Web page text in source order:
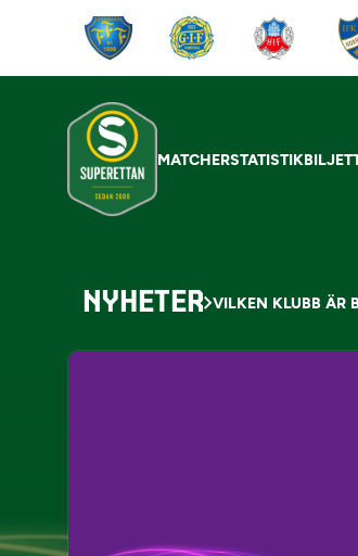
MATCHERSTATISTIK
NYHETER VILKEN KLUBB ÄR